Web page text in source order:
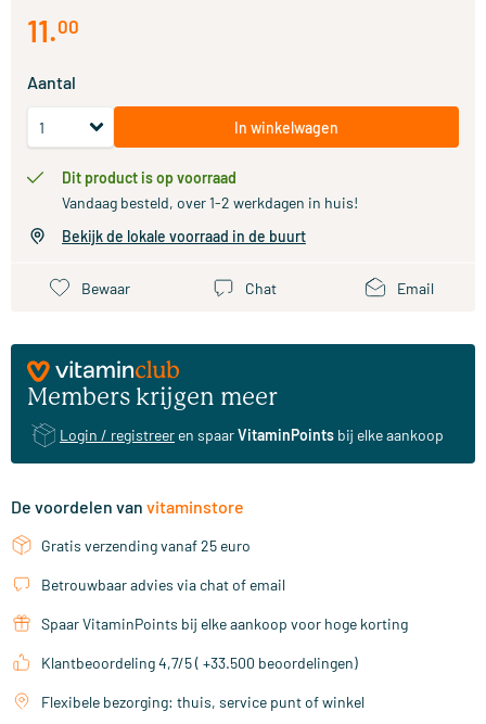
11.00
Aantal
In winkelwagen
Dit product is op voorraad
Vandaag besteld, over 1-2 werkdagen in huis!
Bekijk de lokale voorraad in de buurt
Bewaar Chat Email
Members krijgen meer
Login / registreer en spaarVitaminPoints bij elke aankoop
De voordelen van vitaminstore
Gratis verzending vanaf 25 euro
Betrouwbaar advies via chat of email
Spaar VitaminPoints bij elke aankoop voor hoge korting
Klantbeoordeling 4,7/5 ( +33.500 beoordelingen)
Flexibele bezorging: thuis, service punt of winkel